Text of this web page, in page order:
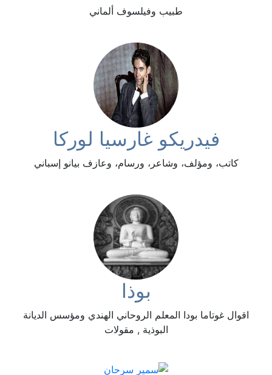
طبيب وفيلسوف ألماني
فيدريكو غارسيا لوركا
كاتب، ومؤلف، وشاعر، ورسام، وعازف بيانو إسباني
بوذا
اقوال غوتاما بودا المعلم الروحاني الهندي ومؤسس الديانة
البوذية , مقولات